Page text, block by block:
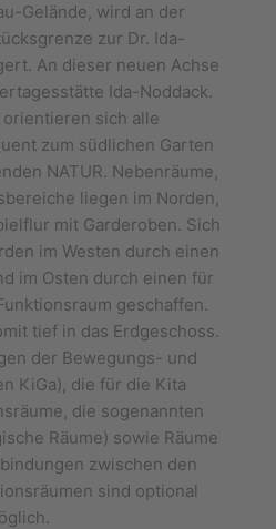
Gelände, wird an der
zur Dr. Ida-
An dieser neuen Achse
Ida-Noddack.
sich alle
zum südlichen Garten
NATUR. Nebenräume,
liegen im Norden,
mit Garderoben. Sich
im Westen durch einen
im Osten durch einen für
geschaffen.
tief in das Erdgeschoss.
der Bewegungs- und
KiGa), die für die Kita
die sogenannten
Räume) sowie Räume
zwischen den
sind optional